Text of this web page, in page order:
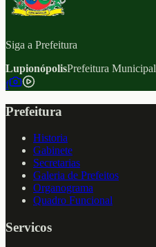
Siga a Prefeitura
LupionópolisPrefeitura Municipal
f
Prefeitura
Historia
Gabinete
Secretarias
Galeria de Prefeitos
Organograma
Quadro Funcional
Servicos